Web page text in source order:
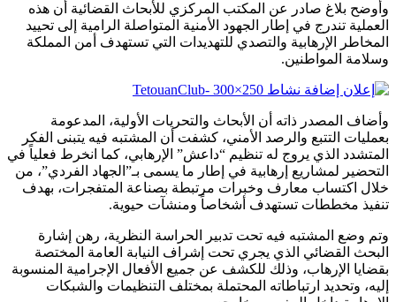
وأوضح بلاغ صادر عن المكتب المركزي للأبحاث القضائية أن هذه
العملية تندرج في إطار الجهود الأمنية المتواصلة الرامية إلى تحييد
المخاطر الإرهابية والتصدي للتهديدات التي تستهدف أمن المملكة
وسلامة المواطنين.
وأضاف المصدر ذاته أن الأبحاث والتحريات الأولية، المدعومة
بعمليات التتبع والرصد الأمني، كشفت أن المشتبه فيه يتبنى الفكر
المتشدد الذي يروج له تنظيم “داعش” الإرهابي، كما انخرط فعلياً في
التحضير لمشاريع إرهابية في إطار ما يسمى بـ”الجهاد الفردي”، من
خلال اكتساب معارف وخبرات مرتبطة بصناعة المتفجرات، بهدف
تنفيذ مخططات تستهدف أشخاصاً ومنشآت حيوية.
وتم وضع المشتبه فيه تحت تدبير الحراسة النظرية، رهن إشارة
البحث القضائي الذي يجري تحت إشراف النيابة العامة المختصة
بقضايا الإرهاب، وذلك للكشف عن جميع الأفعال الإجرامية المنسوبة
إليه، وتحديد ارتباطاته المحتملة بمختلف التنظيمات والشبكات